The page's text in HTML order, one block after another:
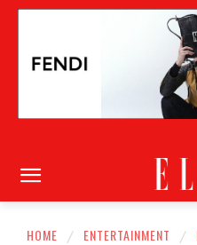
HOME ENTERTAINMENT